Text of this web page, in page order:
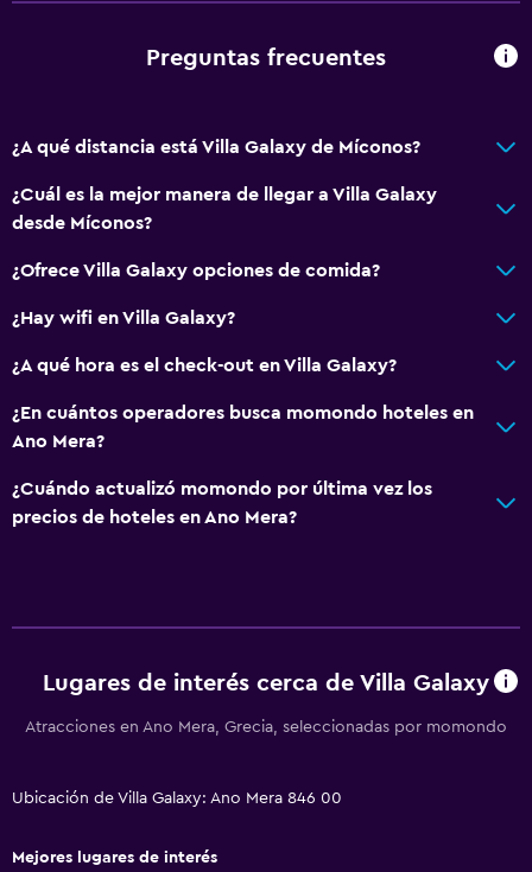
General
Espacio de almacenamiento
Salud y seguridad
Ideal para familias
Cuidado de niños o guardería
Preguntas frecuentes
¿A qué distancia está Villa Galaxy de Míconos?
¿Cuál es la mejor manera de llegar a Villa Galaxy
desde Míconos?
¿Ofrece Villa Galaxy opciones de comida?
¿Hay wifi en Villa Galaxy?
¿A qué hora es el check-out en Villa Galaxy?
¿En cuántos operadores busca momondo hoteles en
Ano Mera?
¿Cuándo actualizó momondo por última vez los
precios de hoteles en Ano Mera?
Lugares de interés cerca de Villa Galaxy
Atracciones en Ano Mera, Grecia, seleccionadas por momondo
Ubicación de Villa Galaxy: Ano Mera 846 00
Mejores lugares de interés